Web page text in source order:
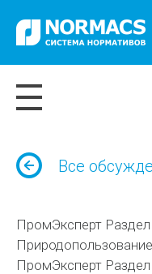
Все
ПромЭксперт
Природопользование
ПромЭксперт